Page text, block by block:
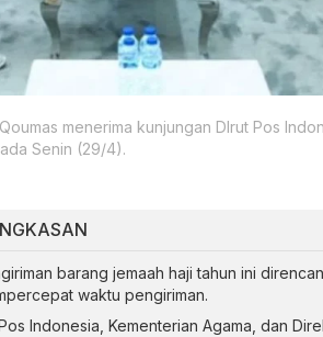
menerima kunjungan DIrut Pos
Senin (29/4).
barang jemaah haji tahun ini
waktu pengiriman.
Indonesia, Kementerian Agama, dan